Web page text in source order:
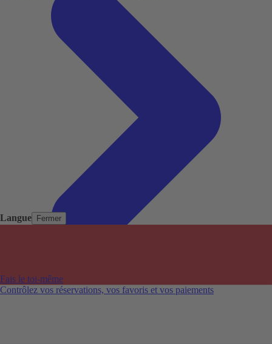
Langue Fermer
Fais le toi-même
Contrôlez vos réservations, vos favoris et vos paiements
Aéroports populaires
Villes populaires
Australie